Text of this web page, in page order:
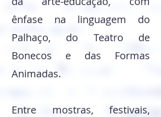
ênfase na linguagem do
Palhaço, do Teatro de
Bonecos e das Formas
Animadas.
Entre mostras, festivais,